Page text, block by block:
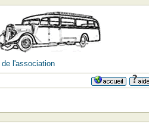
l'association